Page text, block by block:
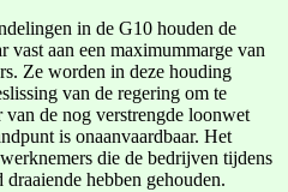
in de G10 houden de
aan een maximummarge van
Ze worden in deze houding
van de regering om te
de nog verstrengde loonwet
is onaanvaardbaar. Het
die de bedrijven tijdens
hebben gehouden.